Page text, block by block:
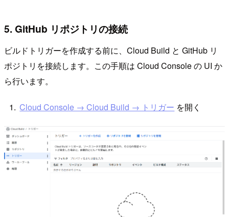
5. GitHub リポジトリの接続
ビルドトリガーを作成する前に、Cloud Build と GitHub リ
ポジトリを接続します。この手順は Cloud Console の UI か
ら行います。
Cloud Console → Cloud Build → トリガー を開く